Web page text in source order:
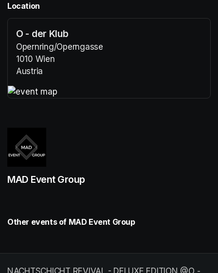
Location
O - der Klub
Opernring/Operngasse
1010 Wien
Austria
MAD Event Group
Other events of MAD Event Group